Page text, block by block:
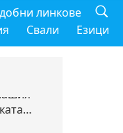
линкове
Свали Езици
не се
не се